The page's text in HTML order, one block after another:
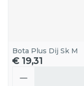
Bota Plus Dij Sk M
€ 19,31